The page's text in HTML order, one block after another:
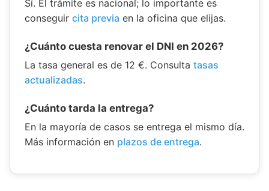
Sí. El trámite es nacional; lo importante es
conseguir cita previa en la oficina que elijas.
¿Cuánto cuesta renovar el DNI en 2026?
La tasa general es de 12 €. Consulta tasas
actualizadas.
¿Cuánto tarda la entrega?
En la mayoría de casos se entrega el mismo día.
Más información en plazos de entrega.